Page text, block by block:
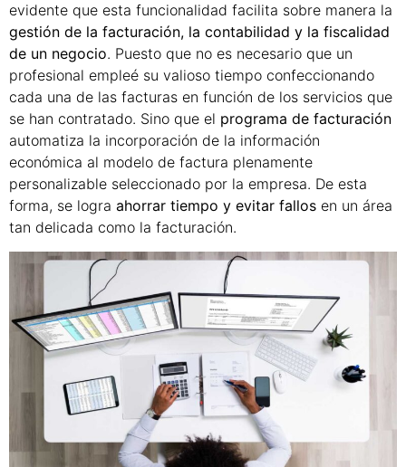
evidente que esta funcionalidad facilita sobre manera la
gestión de la facturación, la contabilidad y la fiscalidad
de un negocio. Puesto que no es necesario que un
profesional empleé su valioso tiempo confeccionando
cada una de las facturas en función de los servicios que
se han contratado. Sino que el programa de facturación
automatiza la incorporación de la información
económica al modelo de factura plenamente
personalizable seleccionado por la empresa. De esta
forma, se logra ahorrar tiempo y evitar fallos en un área
tan delicada como la facturación.